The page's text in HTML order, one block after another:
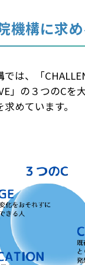
機構に求
は、「
」の３つのCを
めています。